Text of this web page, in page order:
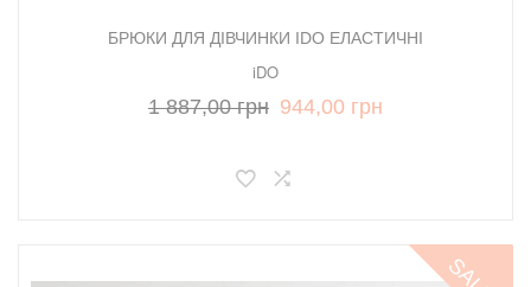
БРЮКИ ДЛЯ ДІВЧИНКИ IDO ЕЛАСТИЧНІ
iDO
1 887,00 грн 944,00 грн